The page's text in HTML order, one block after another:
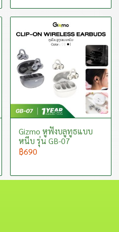
Gizmo หูฟังบลูทูธแบบ
หนีบ รุ่น GB-07
฿690